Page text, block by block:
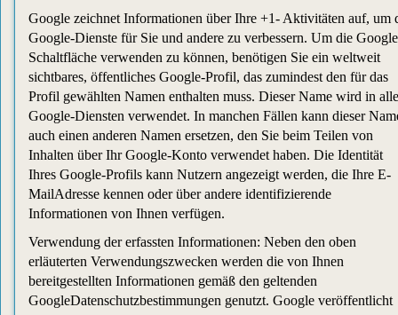
Google zeichnet Informationen über Ihre +1- Aktivitäten auf, um
Google-Dienste für Sie und andere zu verbessern. Um die
Schaltfläche verwenden zu können, benötigen Sie ein weltweit
sichtbares, öffentliches Google-Profil, das zumindest den für das
Profil gewählten Namen enthalten muss. Dieser Name wird in
Google-Diensten verwendet. In manchen Fällen kann dieser
auch einen anderen Namen ersetzen, den Sie beim Teilen von
Inhalten über Ihr Google-Konto verwendet haben. Die Identität
Ihres Google-Profils kann Nutzern angezeigt werden, die Ihre E-
MailAdresse kennen oder über andere identifizierende
Informationen von Ihnen verfügen.
Verwendung der erfassten Informationen: Neben den oben
erläuterten Verwendungszwecken werden die von Ihnen
bereitgestellten Informationen gemäß den geltenden
GoogleDatenschutzbestimmungen genutzt. Google veröffentlicht